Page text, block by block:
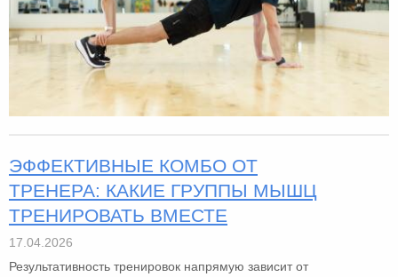
ЭФФЕКТИВНЫЕ КОМБО ОТ
ТРЕНЕРА: КАКИЕ ГРУППЫ МЫШЦ
ТРЕНИРОВАТЬ ВМЕСТЕ
17.04.2026
Результативность тренировок напрямую зависит от